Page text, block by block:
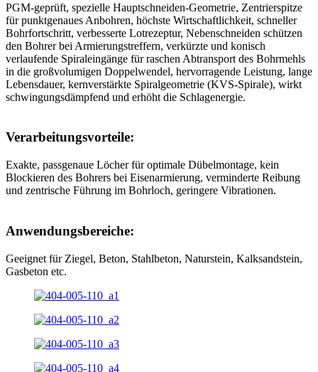
PGM-geprüft, spezielle Hauptschneiden-Geometrie, Zentrierspitze
für punktgenaues Anbohren, höchste Wirtschaftlichkeit, schneller
Bohrfortschritt, verbesserte Lotrezeptur, Nebenschneiden schützen
den Bohrer bei Armierungstreffern, verkürzte und konisch
verlaufende Spiraleingänge für raschen Abtransport des Bohrmehls
in die großvolumigen Doppelwendel, hervorragende Leistung, lange
Lebensdauer, kernverstärkte Spiralgeometrie (KVS-Spirale), wirkt
schwingungsdämpfend und erhöht die Schlagenergie.
Verarbeitungsvorteile:
Exakte, passgenaue Löcher für optimale Dübelmontage, kein
Blockieren des Bohrers bei Eisenarmierung, verminderte Reibung
und zentrische Führung im Bohrloch, geringere Vibrationen.
Anwendungsbereiche:
Geeignet für Ziegel, Beton, Stahlbeton, Naturstein, Kalksandstein,
Gasbeton etc.